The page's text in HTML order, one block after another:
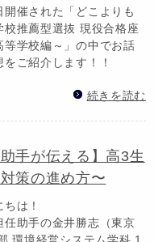
催された「どこよりも
校推薦型選抜 現役合格座
等学校編～」の中でお話
ご紹介します！！
続きを読む
助手が伝える】高3生
策の進め方〜
は！
任助手の金井勝志（東京
環境経営システム学科 1